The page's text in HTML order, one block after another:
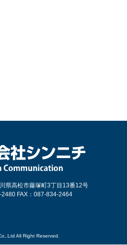
県高松市藤塚町3丁目13番12号
FAX：087-834-2464
All Right Reserved.